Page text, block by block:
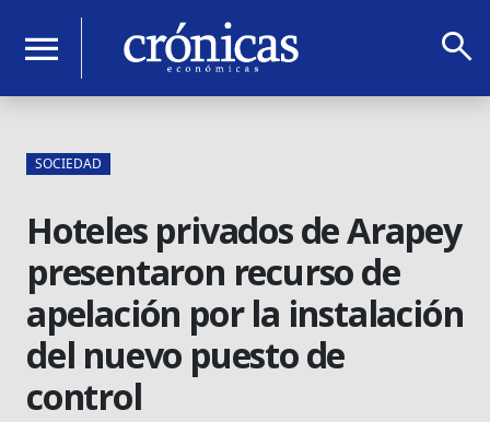
menu search
SOCIEDAD
Hoteles privados de Arapey
presentaron recurso de
apelación por la instalación
del nuevo puesto de
control